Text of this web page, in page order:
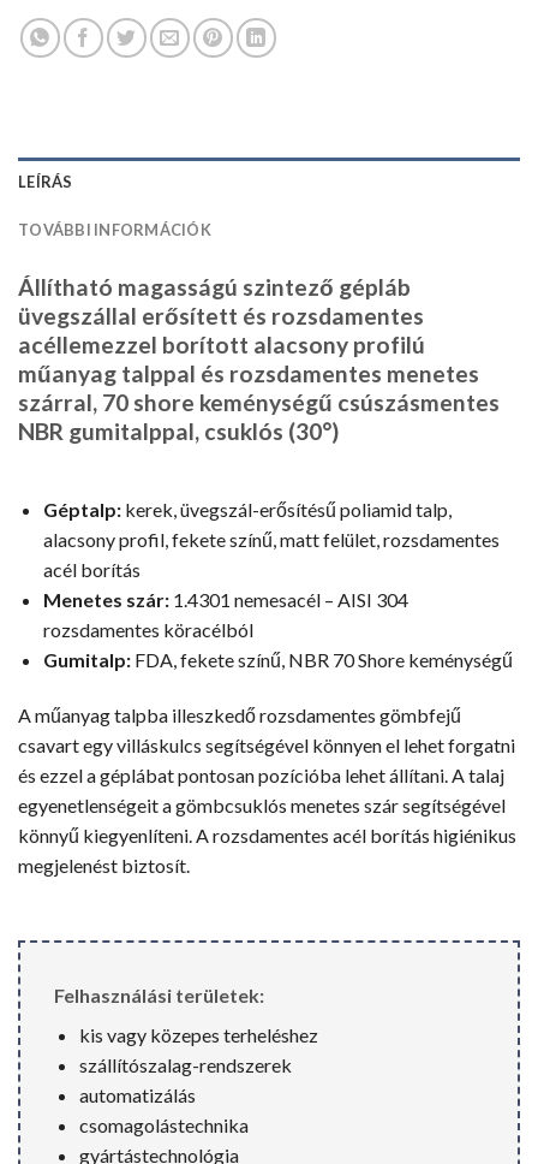
LEÍRÁS
TOVÁBBI INFORMÁCIÓK
Állítható magasságú szintező gépláb
üvegszállal erősített és rozsdamentes
acéllemezzel borított alacsony profilú
műanyag talppal és rozsdamentes menetes
szárral, 70 shore keménységű csúszásmentes
NBR gumitalppal, csuklós (30°)
Géptalp:kerek, üvegszál-erősítésű poliamid talp,
alacsony profil, fekete színű, matt felület, rozsdamentes
acél borítás
Menetes szár:1.4301 nemesacél – AISI 304
rozsdamentes köracélból
Gumitalp:FDA, fekete színű, NBR 70 Shore keménységű
A műanyag talpba illeszkedő rozsdamentes gömbfejű
csavart egy villáskulcs segítségével könnyen el lehet forgatni
és ezzel a géplábat pontosan pozícióba lehet állítani. A talaj
egyenetlenségeit a gömbcsuklós menetes szár segítségével
könnyű kiegyenlíteni. A rozsdamentes acél borítás higiénikus
megjelenést biztosít.
Felhasználási területek:
kis vagy közepes terheléshez
szállítószalag-rendszerek
automatizálás
csomagolástechnika
gyártástechnológia